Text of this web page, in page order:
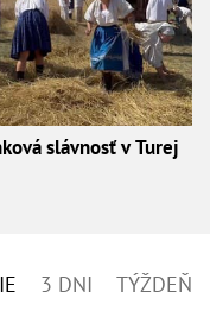
slávnosť v Turej
3 DNI TÝŽDEŇ